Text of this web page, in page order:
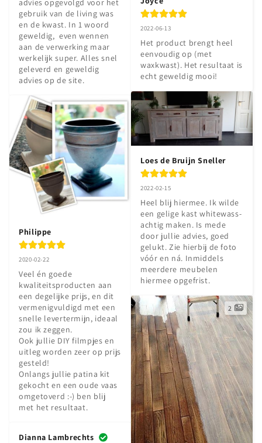
advies opgevolgd voor het
gebruik van de living was
en de kwast. In 1 woord
geweldig,  even wennen
aan de verwerking maar
werkelijk super. Alles snel
geleverd en geweldig
advies op de site.
Philippe
2020-02-22
Veel én goede
kwaliteitsproducten aan
een degelijke prijs, en dit
vermenigvuldigd met een
snelle levertermijn, ideaal
zou ik zeggen.
Ook jullie DIY filmpjes en
uitleg worden zeer op prijs
gesteld!
Onlangs jullie patina kit
gekocht en een oude vaas
omgetoverd :-) ben blij
met het resultaat.
Dianna Lambrechts
2022-06-13
Het product brengt heel
eenvoudig op (met
waxkwast). Het resultaat is
echt geweldig mooi!
Loes de Bruijn Sneller
2022-02-15
Heel blij hiermee. Ik wilde
een gelige kast whitewass-
achtig maken. Is mede
door jullie advies, goed
gelukt. Zie hierbij de foto
vóór en ná. Inmiddels
meerdere meubelen
hiermee opgefrist.
2